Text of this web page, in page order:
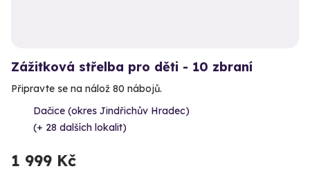
Zážitková střelba pro děti - 10 zbraní
Připravte se na nálož 80 nábojů.
Dačice (okres Jindřichův Hradec)
(+ 28 dalších lokalit)
1 999 Kč